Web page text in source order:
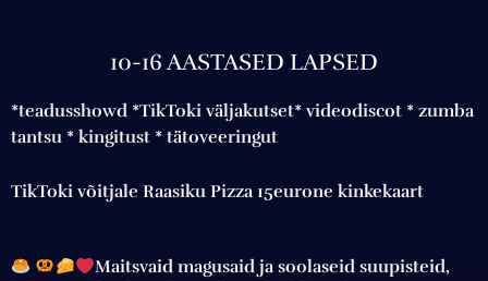
10-16 AASTASED LAPSED
*teadusshowd *TikToki väljakutset* videodiscot * zumba
tantsu * kingitust * tätoveeringut
TikToki võitjale Raasiku Pizza 15eurone kinkekaart
Maitsvaid magusaid ja soolaseid suupisteid,